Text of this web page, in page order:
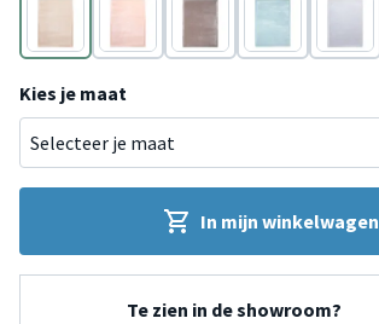
Beige Roze Taupe Blauw
Grijs
Kies je maat
In mijn winkelwagen
Te zien in de showroom?